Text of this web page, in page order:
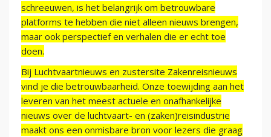
schreeuwen, is het belangrijk om betrouwbare
platforms te hebben die niet alleen nieuws brengen,
maar ook perspectief en verhalen die er echt toe
doen.
Bij Luchtvaartnieuws en zustersite Zakenreisnieuws
vind je die betrouwbaarheid. Onze toewijding aan het
leveren van het meest actuele en onafhankelijke
nieuws over de luchtvaart- en (zaken)reisindustrie
maakt ons een onmisbare bron voor lezers die graag